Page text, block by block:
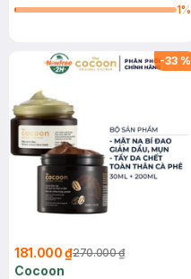
Dầu & Mụn 30ml
Melon Face Mask 1%
-33 %
181.000 ₫270.000 ₫
Cocoon